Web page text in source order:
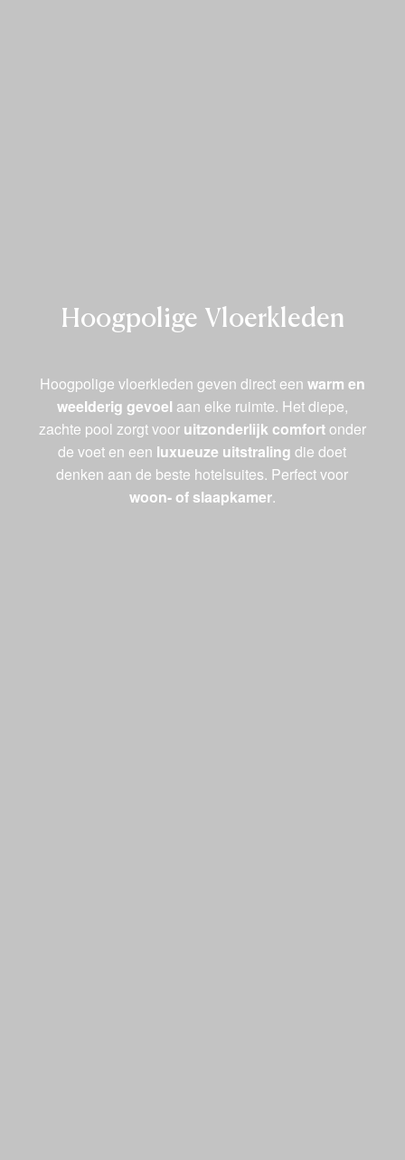
Hoogpolige Vloerkleden
Hoogpolige vloerkleden geven direct een warm en
weelderig gevoel aan elke ruimte. Het diepe,
zachte pool zorgt voor uitzonderlijk comfortonder
de voet en een luxueuze uitstraling die doet
denken aan de beste hotelsuites. Perfect voor
woon- of slaapkamer.